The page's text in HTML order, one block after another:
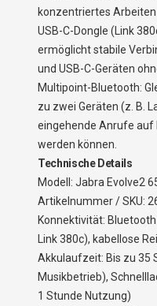
konzentriertes
USB-C-Dongle (Link
ermöglicht stabile
und USB-C-Geräten
Multipoint-Bluetooth:
zu zwei Geräten (z. B.
eingehende Anrufe auf
werden können.
Technische Details
Modell: Jabra Evolve2
Artikelnummer / SKU:
Konnektivität:
Link 380c), kabellose
Akkulaufzeit: Bis zu 35
Musikbetrieb),
1 Stunde Nutzung)